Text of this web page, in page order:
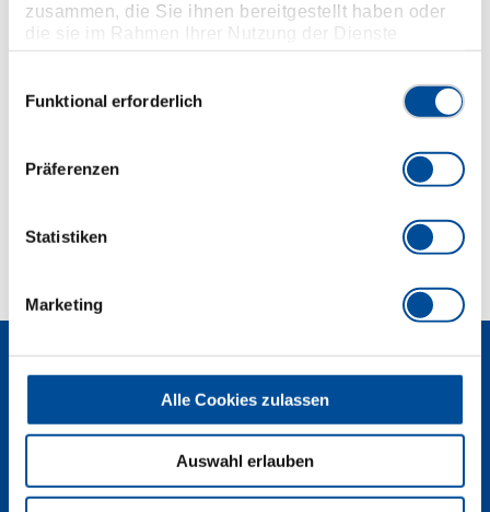
zusammen, die Sie ihnen bereitgestellt haben oder
die sie im Rahmen Ihrer Nutzung der Dienste
gesammelt haben. Unsere vollständige
Funktional erforderlich
Präferenzen
Statistiken
Marketing
Alle Cookies zulassen
Auswahl erlauben
der Innensechskanteinsatz lässt sich direkt in den
Hydraulikschrauber einsetzen.
Abmessungen und Gewichte
Lieferumfang
Technische Eigenschaften
GEDORE Torque Solutions Log-In